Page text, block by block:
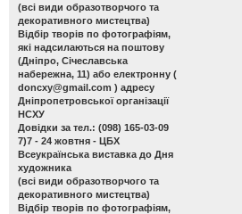
(всі види образотворчого та
декоративного мистецтва)
Відбір творів по фотографіям,
які надсилаються на поштову
(Дніпро, Січеславська
набережна, 11) або електронну (
doncxy@gmail.com ) адресу
Дніпропетровської організації
НСХУ
Довідки за тел.: (098) 165-03-09
7)7 - 24 жовтня - ЦБХ
Всеукраїнська виставка до Дня
художника
(всі види образотворчого та
декоративного мистецтва)
Відбір творів по фотографіям,